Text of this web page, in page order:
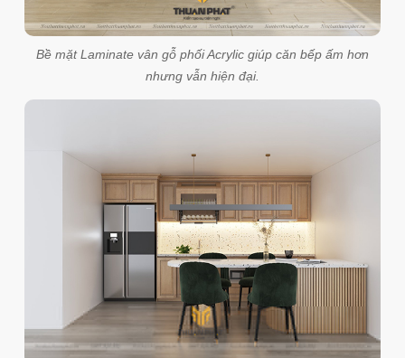
Bề mặt Laminate vân gỗ phối Acrylic giúp căn bếp ấm hơn
nhưng vẫn hiện đại.